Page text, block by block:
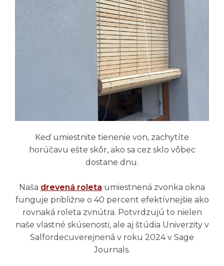
Keď umiestnite tienenie von, zachytíte
horúčavu ešte skôr, ako sa cez sklo vôbec
dostane dnu.
Naša drevená roleta umiestnená zvonka okna
funguje približne o 40 percent efektívnejšie ako
rovnaká roleta zvnútra. Potvrdzujú to nielen
naše vlastné skúsenosti, ale aj štúdia Univerzity v
Salfordecuverejnená v roku 2024 v Sage
Journals.